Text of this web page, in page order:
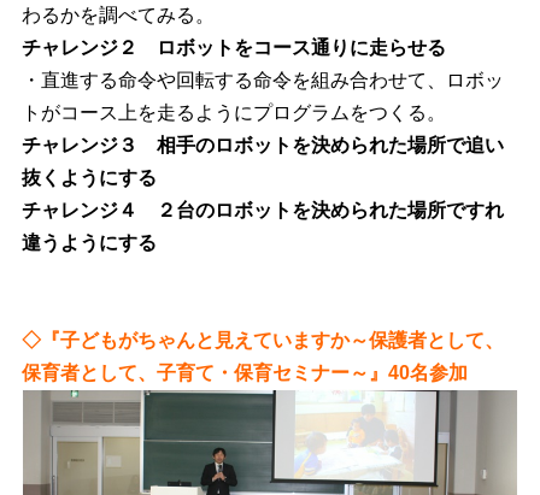
わるかを調べてみる。
チャレンジ２
ロボットをコース通りに走らせる
・直進する命令や回転する命令を組み合わせて、ロボッ
トがコース上を走るようにプログラムをつくる。
チャレンジ３
相手のロボットを決められた場所で追い
抜くようにする
チャレンジ４
２台のロボットを決められた場所ですれ
違うようにする
◇『子どもがちゃんと見えていますか～保護者として、
保育者として、子育て・保育セミナー～』40名参加